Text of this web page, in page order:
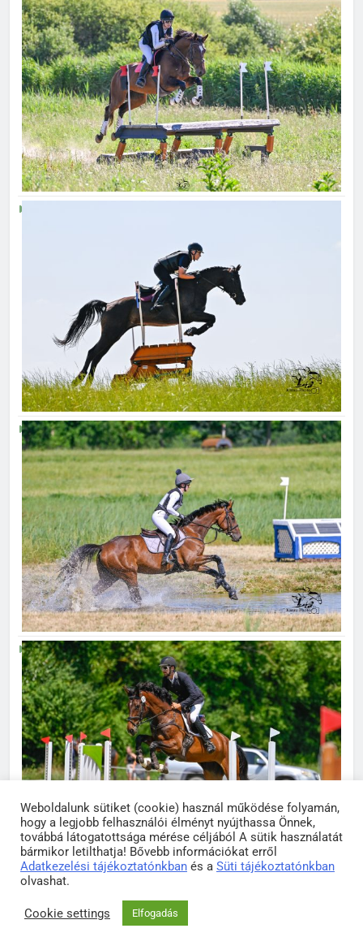
Weboldalunk sütiket (cookie) használ működése folyamán,
hogy a legjobb felhasználói élményt nyújthassa Önnek,
továbbá látogatottsága mérése céljából A sütik használatát
bármikor letilthatja! Bővebb információkat erről
Adatkezelési tájékoztatónkban és a Süti tájékoztatónkban
olvashat.
Cookie settings Elfogadás